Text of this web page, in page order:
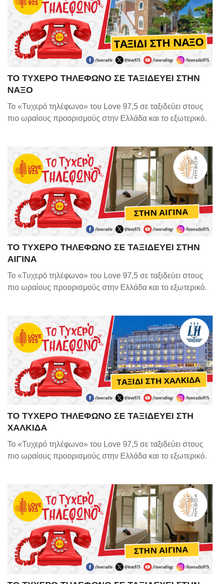
ΤΟ ΤΥΧΕΡΟ ΤΗΛΕΦΩΝΟ ΣΕ ΤΑΞΙΔΕΥΕΙ ΣΤΗΝ
ΝΑΞΟ
Το «Τυχερό τηλέφωνο» του Love 97,5 σε ταξιδεύει στους
πιο ωραίους προορισμούς στην Ελλάδα και το εξωτερικό.
ΤΟ ΤΥΧΕΡΟ ΤΗΛΕΦΩΝΟ ΣΕ ΤΑΞΙΔΕΥΕΙ ΣΤΗΝ
ΑΙΓΙΝΑ
Το «Τυχερό τηλέφωνο» του Love 97,5 σε ταξιδεύει στους
πιο ωραίους προορισμούς στην Ελλάδα και το εξωτερικό.
ΤΟ ΤΥΧΕΡΟ ΤΗΛΕΦΩΝΟ ΣΕ ΤΑΞΙΔΕΥΕΙ ΣΤΗ
ΧΑΛΚΙΔΑ
Το «Τυχερό τηλέφωνο» του Love 97,5 σε ταξιδεύει στους
πιο ωραίους προορισμούς στην Ελλάδα και το εξωτερικό.